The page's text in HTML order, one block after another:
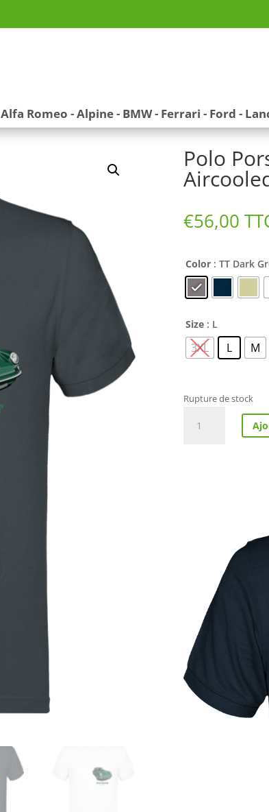
Alfa Romeo -Alpine- BMW- Ferrari - Ford -
Polo
€56,00
Color : TT Dark
Size : L
3XL L M
Rupture de stock